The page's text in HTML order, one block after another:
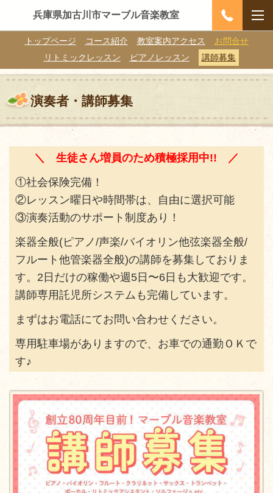
兵庫県加古川市マーブル音楽教室
トップページ コース紹介 教室案内アクセス
お問合せ
リトミックレッスン
ピアノレッスン 講師募集
演奏者・講師募集
＼ 生徒さん増員のため積極採用中!! ／
①社会保険完備！
②レッスン曜日や時間帯は、自由に選択可能
③演奏活動のサポート制度あり！
楽器全般(ピアノ/声楽/バイオリン他弦楽器全般/
フルート他管楽器全般)の講師を募集しておりま
す。 2日だけの稼働や週5日〜6日も大歓迎です。
講師専用託児所システムも完備しています。
まずはお電話にてお問い合わせください。
専用駐車場がありますので、お車での通勤ＯＫで
す♪